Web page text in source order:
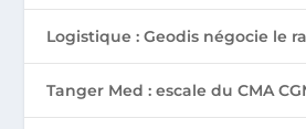
Logistique : Geodis négocie le
Tanger Med : escale du CMA